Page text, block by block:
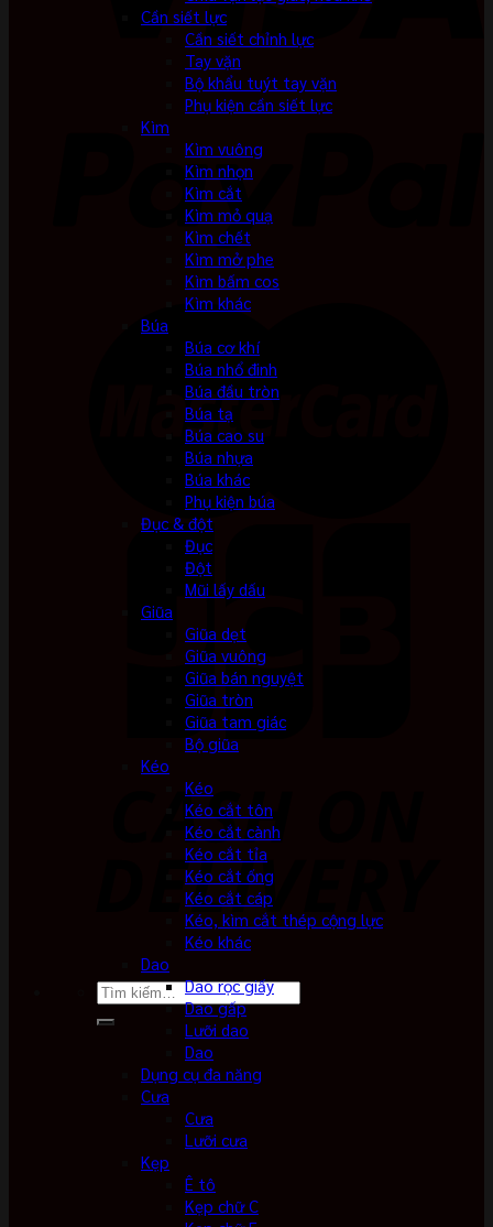
Tìm
Cần siết lực
Cần siết chỉnh lực
Tay vặn
Bộ khẩu tuýt tay vặn
Phụ kiện cần siết lực
Kìm
Kìm vuông
Kìm nhọn
Kìm cắt
Kìm mỏ quạ
Kìm chết
Kìm mở phe
Kìm bấm cos
Kìm khác
Búa
Búa cơ khí
Búa nhổ đinh
Búa đầu tròn
Búa tạ
Búa cao su
Búa nhựa
Búa khác
Phụ kiện búa
Đục & đột
Đục
Đột
Mũi lấy dấu
Giũa
Giũa dẹt
Giũa vuông
Giũa bán nguyệt
Giũa tròn
Giũa tam giác
Bộ giũa
Kéo
Kéo
Kéo cắt tôn
Kéo cắt cành
Kéo cắt tỉa
Kéo cắt ống
Kéo cắt cáp
Kéo, kìm cắt thép cộng lực
Kéo khác
Dao
Dao rọc giấy
Dao gấp
Lưỡi dao
Dao
Dụng cụ đa năng
Cưa
Cưa
Lưỡi cưa
Kẹp
Ê tô
Kẹp chữ C